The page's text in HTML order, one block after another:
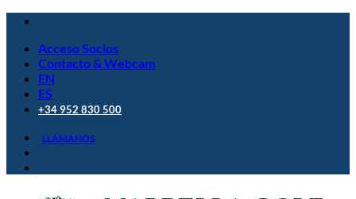
Saltar
contenidoAcceso Socios
Contacto & Webcam
EN
ES
+34 952 830 500
LLÁMANOS